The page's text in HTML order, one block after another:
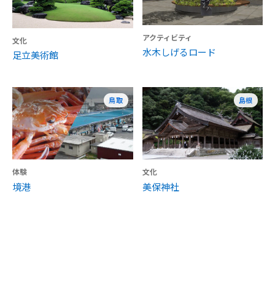
文化
足立美術館
アクティビティ
水木しげるロード
鳥取
体験
境港
島根
文化
美保神社